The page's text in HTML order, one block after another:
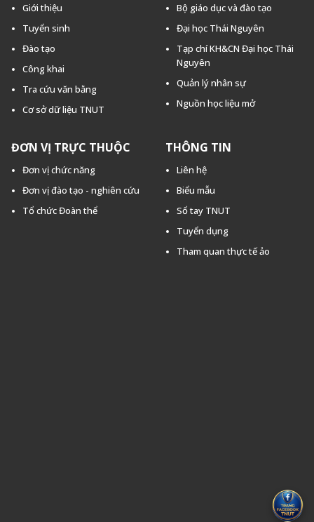
Giới thiệu
Tuyển sinh
Đào tạo
Công khai
Tra cứu văn bằng
Cơ sở dữ liệu TNUT
Bộ giáo dục và đào tạo
Đại học Thái Nguyên
Tạp chí KH&CN Đại học Thái
Nguyên
Quản lý nhân sự
Nguồn học liệu mở
ĐƠN VỊ TRỰC THUỘC
Đơn vị chức năng
Đơn vị đào tạo - nghiên cứu
Tổ chức Đoàn thể
THÔNG TIN
Liên hệ
Biểu mẫu
Sổ tay TNUT
Tuyển dụng
Tham quan thực tế ảo